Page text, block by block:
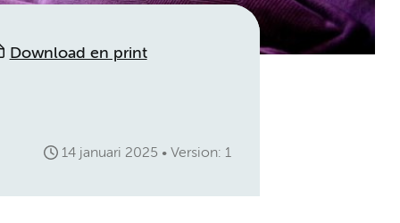
Download en print
14 januari 2025 Version: 1